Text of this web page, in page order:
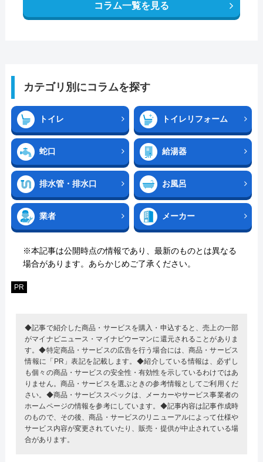
コラム一覧を見る
カテゴリ別にコラムを探す
トイレ トイレリフォーム
蛇口 給湯器
排水管・排水口 お風呂
業者 メーカー
※本記事は公開時点の情報であり、最新のものとは異なる
場合があります。あらかじめご了承ください。
PR
◆記事で紹介した商品・サービスを購入・申込すると、売上の一部
がマイナビニュース・マイナビウーマンに還元されることがありま
す。◆特定商品・サービスの広告を行う場合には、商品・サービス
情報に「PR」表記を記載します。◆紹介している情報は、必ずし
も個々の商品・サービスの安全性・有効性を示しているわけではあ
りません。商品・サービスを選ぶときの参考情報としてご利用くだ
さい。◆商品・サービススペックは、メーカーやサービス事業者の
ホームページの情報を参考にしています。◆記事内容は記事作成時
のもので、その後、商品・サービスのリニューアルによって仕様や
サービス内容が変更されていたり、販売・提供が中止されている場
合があります。